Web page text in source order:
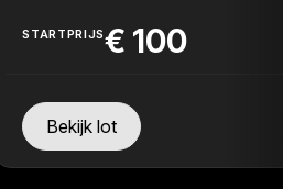
STARTPRIJS€ 100
Bekijk lot